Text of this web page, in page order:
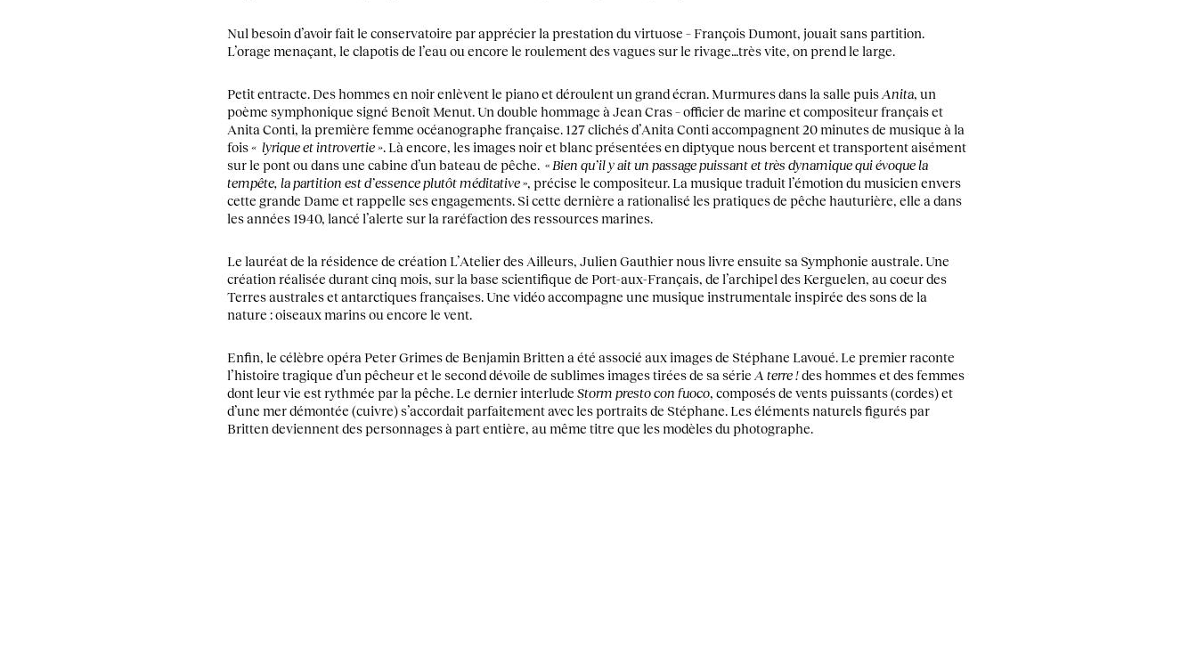
Nul besoin d’avoir fait le conservatoire par apprécier la prestation du virtuose – François Dumont, jouait sans partition.
L’orage menaçant, le clapotis de l’eau ou encore le roulement des vagues sur le rivage…très vite, on prend le large.
Petit entracte. Des hommes en noir enlèvent le piano et déroulent un grand écran. Murmures dans la salle puis Anita, un
poème symphonique signé Benoît Menut. Un double hommage à Jean Cras – officier de marine et compositeur français et
Anita Conti, la première femme océanographe française. 127 clichés d’Anita Conti accompagnent 20 minutes de musique à la
fois« lyrique et introvertie ». Là encore, les images noir et blanc présentées en diptyque nous bercent et transportent aisément
sur le pont ou dans une cabine d’un bateau de pêche. « Bien qu’il y ait un passage puissant et très dynamique qui évoque la
tempête, la partition est d’essence plutôt méditative», précise le compositeur. La musique traduit l’émotion du musicien envers
cette grande Dame et rappelle ses engagements. Si cette dernière a rationalisé les pratiques de pêche hauturière, elle a dans
les années 1940, lancé l’alerte sur la raréfaction des ressources marines.
Le lauréat de la résidence de création L’Atelier des Ailleurs, Julien Gauthier nous livre ensuite sa Symphonie australe. Une
création réalisée durant cinq mois, sur la base scientifique de Port-aux-Français, de l’archipel des Kerguelen, au coeur des
Terres australes et antarctiques françaises. Une vidéo accompagne une musique instrumentale inspirée des sons de la
nature : oiseaux marins ou encore le vent.
Enfin, le célèbre opéra Peter Grimes de Benjamin Britten a été associé aux images de Stéphane Lavoué. Le premier raconte
l’histoire tragique d’un pêcheur et le second dévoile de sublimes images tirées de sa série A terre !des hommes et des femmes
dont leur vie est rythmée par la pêche. Le dernier interludeStorm presto con fuoco, composés de vents puissants (cordes) et
d’une mer démontée (cuivre) s’accordait parfaitement avec les portraits de Stéphane. Les éléments naturels figurés par
Britten deviennent des personnages à part entière, au même titre que les modèles du photographe.